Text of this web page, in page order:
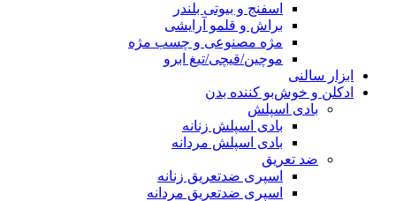
اسفنج و بیوتی بلندر
براش و قلمو آرایشی
مژه مصنوعی و چسب مژه
موچین/قیچی/تیغ ابرو
ابزار سالنی
ادکلن و خوش‌بو کننده بدن
بادی اسپلش
بادی اسپلش زنانه
بادی اسپلش مردانه
ضد تعریق
اسپری ضدتعریق زنانه
اسپری ضدتعریق مردانه